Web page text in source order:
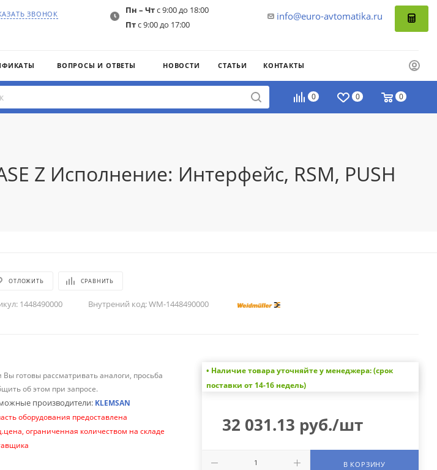
ЗВОНОК info@euro-avtomatika.ru
Пн – Чтс 9:00 до 18:00
Птс 9:00 до 17:00
ВОПРОСЫ И ОТВЕТЫ НОВОСТИ СТАТЬИ КОНТАКТЫ
0 0 0
Z Исполнение: Интерфейс, RSM, PUSH
ОТЛОЖИТЬ СРАВНИТЬ
1448490000 Внутрений код:WM-1448490000
Вы готовы рассматривать аналоги, просьба
об этом при запросе.
производители: KLEMSAN
оборудования предоставлена
ограниченная количеством на складе
• Наличие товара уточняйте у менеджера: (срок
поставки от 14-16 недель)
32 031.13 руб./шт
В КОРЗИНУ